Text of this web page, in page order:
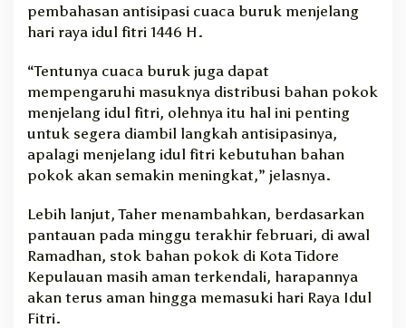
pembahasan antisipasi cuaca buruk menjelang
hari raya idul fitri 1446 H.
“Tentunya cuaca buruk juga dapat
mempengaruhi masuknya distribusi bahan pokok
menjelang idul fitri, olehnya itu hal ini penting
untuk segera diambil langkah antisipasinya,
apalagi menjelang idul fitri kebutuhan bahan
pokok akan semakin meningkat,” jelasnya.
Lebih lanjut, Taher menambahkan, berdasarkan
pantauan pada minggu terakhir februari, di awal
Ramadhan, stok bahan pokok di Kota Tidore
Kepulauan masih aman terkendali, harapannya
akan terus aman hingga memasuki hari Raya Idul
Fitri.